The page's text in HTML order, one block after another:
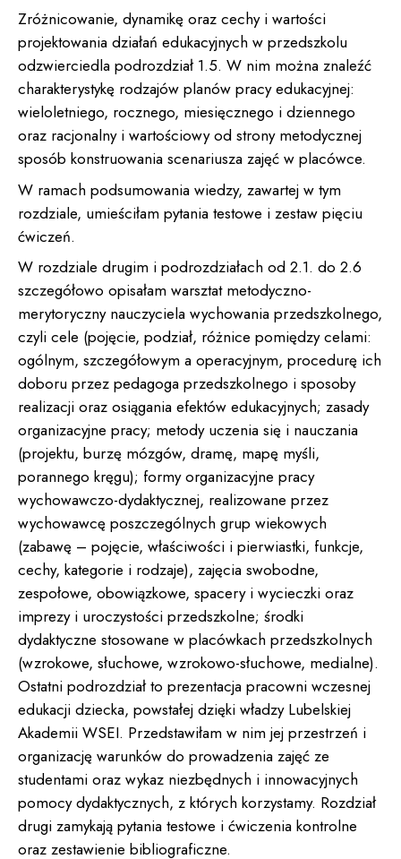
Zróżnicowanie, dynamikę oraz cechy i wartości
projektowania działań edukacyjnych w przedszkolu
odzwierciedla podrozdział 1.5. W nim można znaleźć
charakterystykę rodzajów planów pracy edukacyjnej:
wieloletniego, rocznego, miesięcznego i dziennego
oraz racjonalny i wartościowy od strony metodycznej
sposób konstruowania scenariusza zajęć w placówce.
W ramach podsumowania wiedzy, zawartej w tym
rozdziale, umieściłam pytania testowe i zestaw pięciu
ćwiczeń.
W rozdziale drugim i podrozdziałach od 2.1. do 2.6
szczegółowo opisałam warsztat metodyczno-
merytoryczny nauczyciela wychowania przedszkolnego,
czyli cele (pojęcie, podział, różnice pomiędzy celami:
ogólnym, szczegółowym a operacyjnym, procedurę ich
doboru przez pedagoga przedszkolnego i sposoby
realizacji oraz osiągania efektów edukacyjnych; zasady
organizacyjne pracy; metody uczenia się i nauczania
(projektu, burzę mózgów, dramę, mapę myśli,
porannego kręgu); formy organizacyjne pracy
wychowawczo-dydaktycznej, realizowane przez
wychowawcę poszczególnych grup wiekowych
(zabawę – pojęcie, właściwości i pierwiastki, funkcje,
cechy, kategorie i rodzaje), zajęcia swobodne,
zespołowe, obowiązkowe, spacery i wycieczki oraz
imprezy i uroczystości przedszkolne; środki
dydaktyczne stosowane w placówkach przedszkolnych
(wzrokowe, słuchowe, wzrokowo-słuchowe, medialne).
Ostatni podrozdział to prezentacja pracowni wczesnej
edukacji dziecka, powstałej dzięki władzy Lubelskiej
Akademii WSEI. Przedstawiłam w nim jej przestrzeń i
organizację warunków do prowadzenia zajęć ze
studentami oraz wykaz niezbędnych i innowacyjnych
pomocy dydaktycznych, z których korzystamy. Rozdział
drugi zamykają pytania testowe i ćwiczenia kontrolne
oraz zestawienie bibliograficzne.